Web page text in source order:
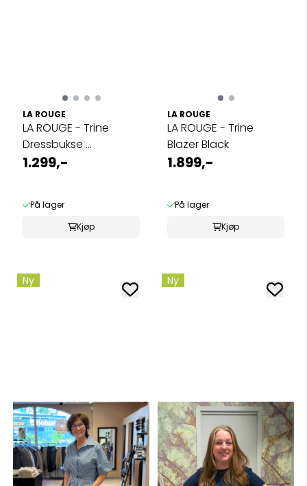
LA ROUGE
LA ROUGE - Trine
Dressbukse ...
1.299,-
På lager
Kjøp
LA ROUGE
LA ROUGE - Trine
Blazer Black
1.899,-
På lager
Kjøp
Ny Ny